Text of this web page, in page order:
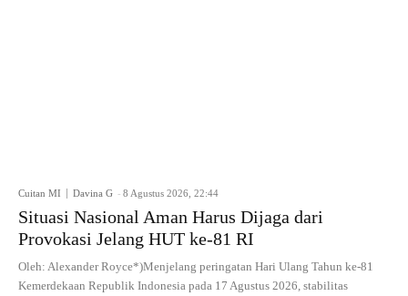
Cuitan MI Davina G - 8 Agustus 2026, 22:44
Situasi Nasional Aman Harus Dijaga dari
Provokasi Jelang HUT ke-81 RI
Oleh: Alexander Royce*)Menjelang peringatan Hari Ulang Tahun ke-81
Kemerdekaan Republik Indonesia pada 17 Agustus 2026, stabilitas